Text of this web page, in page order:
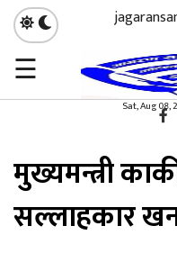
☰
Sat, Aug 08,
×
गृहपृष्ठ कोशी प्रदेश
कोशी प्रदेश
मुख्यमन्त्री
सल्लाहकार